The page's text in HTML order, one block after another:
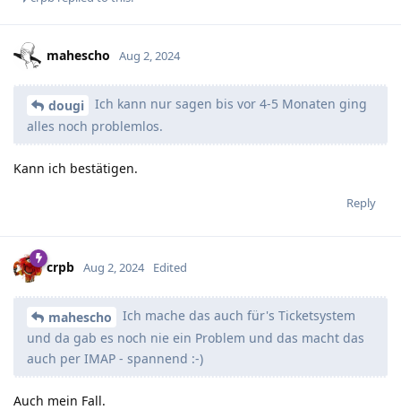
mahescho Aug 2, 2024
dougi
Ich kann nur sagen bis vor 4-5 Monaten ging
alles noch problemlos.
Kann ich bestätigen.
Reply
crpb Aug 2, 2024 Edited
mahescho
Ich mache das auch für's Ticketsystem
und da gab es noch nie ein Problem und das macht das
auch per IMAP - spannend :-)
Auch mein Fall.